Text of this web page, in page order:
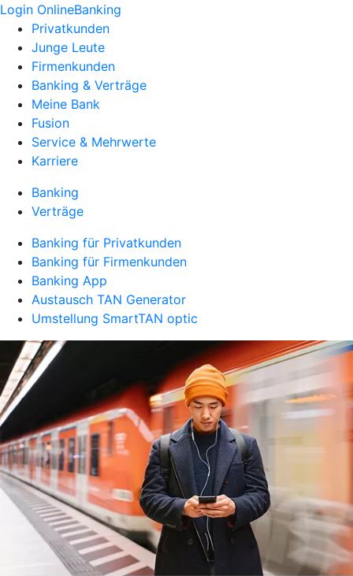
Login OnlineBanking
Privatkunden
Junge Leute
Firmenkunden
Banking & Verträge
Meine Bank
Fusion
Service & Mehrwerte
Karriere
Banking
Verträge
Banking für Privatkunden
Banking für Firmenkunden
Banking App
Austausch TAN Generator
Umstellung SmartTAN optic